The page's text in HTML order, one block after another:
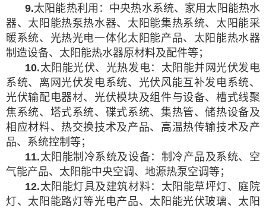
9.太阳能热利用：中央热水系统、家用太阳能热水
器、太阳能热泵热水器、太阳能集热系统、太阳能采
暖系统、光热光电一体化太阳能产品、太阳能热水器
制造设备、太阳能热水器原材料及配件等；
10.太阳能光伏、光热发电：太阳能并网光伏发电
系统、离网光伏发电系统、光伏风能互补发电系统、
光伏输配电器材、光伏模块及组件与设备、槽式线聚
焦系统、塔式系统、碟式系统、集热管、储热设备及
相应材料、热交换技术及产品、高温热传输技术及产
品、系统控制等；
11.太阳能制冷系统及设备：制冷产品及系统、空
气能产品、太阳能中央空调、地源热泵空调等；
12.太阳能灯具及建筑材料：太阳能草坪灯、庭院
灯、太阳能路灯等光电产品、太阳能光伏玻璃、太阳